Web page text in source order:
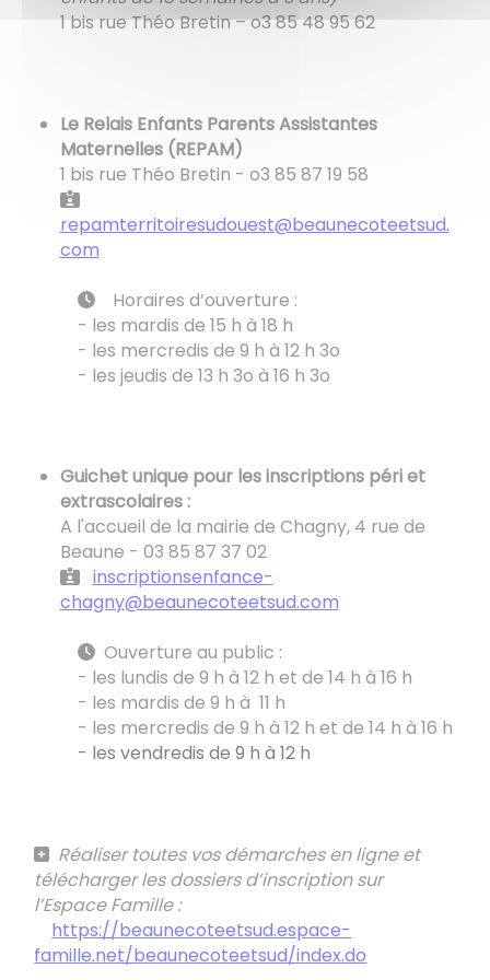
1 bis rue Théo Bretin – o3 85 48 95 62
Le Relais Enfants Parents Assistantes
Maternelles (REPAM)
1 bis rue Théo Bretin - o3 85 87 19 58
repamterritoiresudouest@beaunecoteetsud.
com
​​​​​​​ Horaires d’ouverture :
- les mardis de 15 h à 18 h
- les mercredis de 9 h à 12 h 3o
​​​​​​​- les jeudis de 13 h 3o à 16 h 3o
Guichet unique pour les inscriptions péri et
extrascolaires :
A l'accueil de la mairie de Chagny, 4 rue de
Beaune - 03 85 87 37 02
inscriptionsenfance-
chagny@beaunecoteetsud.com
Ouverture au public :
- les lundis de 9 h à 12 h et de 14 h à 16 h
- les mardis de 9 h à 11 h
- les mercredis de 9 h à 12 h et de 14 h à 16 h
​​​​​​​- les vendredis de 9 h à 12 h
Réaliser toutes vos démarches en ligne et
télécharger les dossiers d’inscription sur
l’Espace Famille :
https://beaunecoteetsud.espace-
famille.net/beaunecoteetsud/index.do